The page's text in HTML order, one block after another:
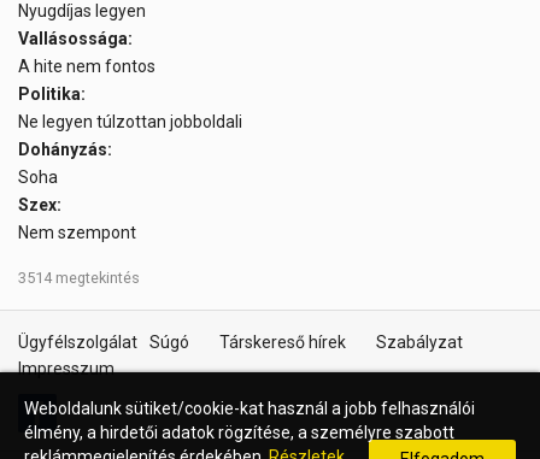
Nyugdíjas legyen
Vallásossága:
A hite nem fontos
Politika:
Ne legyen túlzottan jobboldali
Dohányzás:
Soha
Szex:
Nem szempont
3514 megtekintés
Ügyfélszolgálat Súgó Társkereső hírek
Szabályzat
Impresszum
Weboldalunk sütiket/cookie-kat használ a jobb felhasználói
élmény, a hirdetői adatok rögzítése, a személyre szabott